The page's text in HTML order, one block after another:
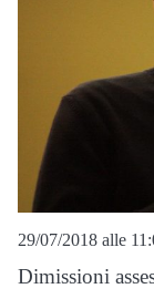
29/07/2018 alle
Dimissioni